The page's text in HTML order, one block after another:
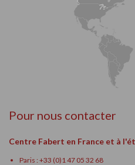
Pour nous contacter
Centre Fabert en France et à
Paris : +33 (0)1 47 05 32 68